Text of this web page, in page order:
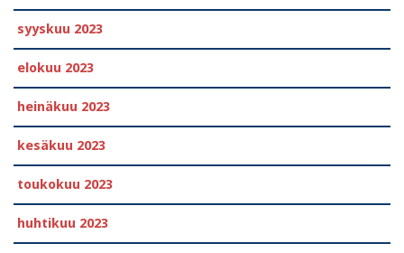
syyskuu 2023
elokuu 2023
heinäkuu 2023
kesäkuu 2023
toukokuu 2023
huhtikuu 2023